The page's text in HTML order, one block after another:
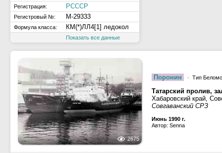
Регистрация: РСССР
Регистровый №: М-29333
Формула класса: КМ(*)ЛЛ4[1] ледокол
Показать все данные
2675
Поронин · Тип
Татарский пролив,
Хабаровский край,
Совгаванский СРЗ
Июнь 1990 г.
Автор: Senna